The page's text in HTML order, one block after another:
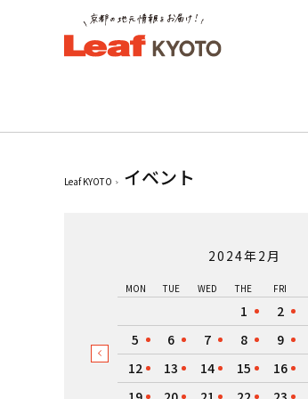
Leaf KYOTO イベント
2024年2月
MON TUE WED THE FRI
1 2
5
6 7 8 9
12
13 14 15 16